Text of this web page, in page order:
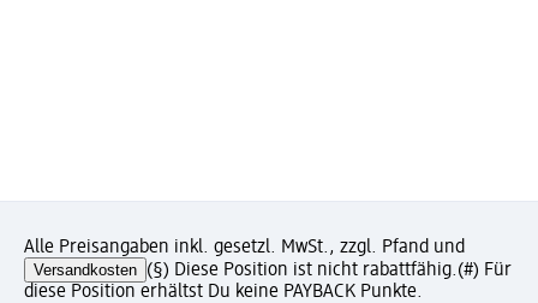
Alle Preisangaben inkl. gesetzl. MwSt., zzgl. Pfand und
Versandkosten (§) Diese Position ist nicht rabattfähig.(#) Für
diese Position erhältst Du keine PAYBACK Punkte.